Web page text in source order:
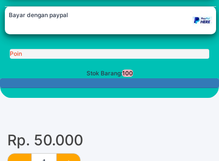
Bayar dengan paypal
Poin
Stok Barang:100
Rp. 50.000